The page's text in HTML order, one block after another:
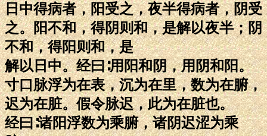
日中得病者，阳受之，夜半得病者，阴受
之。阳不和，得阴则和，是解以夜半；阴
不和，得阳则和，是
解以日中。经曰∶用阳和阴，用阴和阳。
寸口脉浮为在表，沉为在里，数为在腑，
迟为在脏。假令脉迟，此为在脏也。
经曰∶诸阳浮数为乘腑，诸阴迟涩为乘